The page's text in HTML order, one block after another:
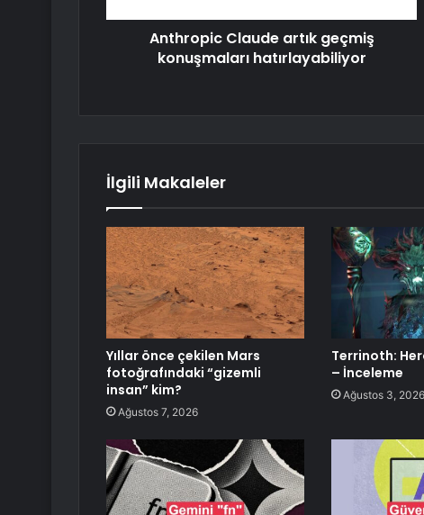
Anthropic Claude artık geçmiş
konuşmaları hatırlayabiliyor
İlgili Makaleler
Yıllar önce çekilen Mars
fotoğrafındaki “gizemli
insan” kim?
Ağustos 7, 2026
Terrinoth:
– İnceleme
Ağustos 3, 2026